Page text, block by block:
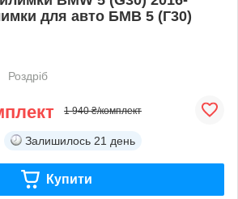
для авто БМВ 5 (Г30)
Роздріб
1 940 ₴/комплект
Залишилось 21 день
Купити